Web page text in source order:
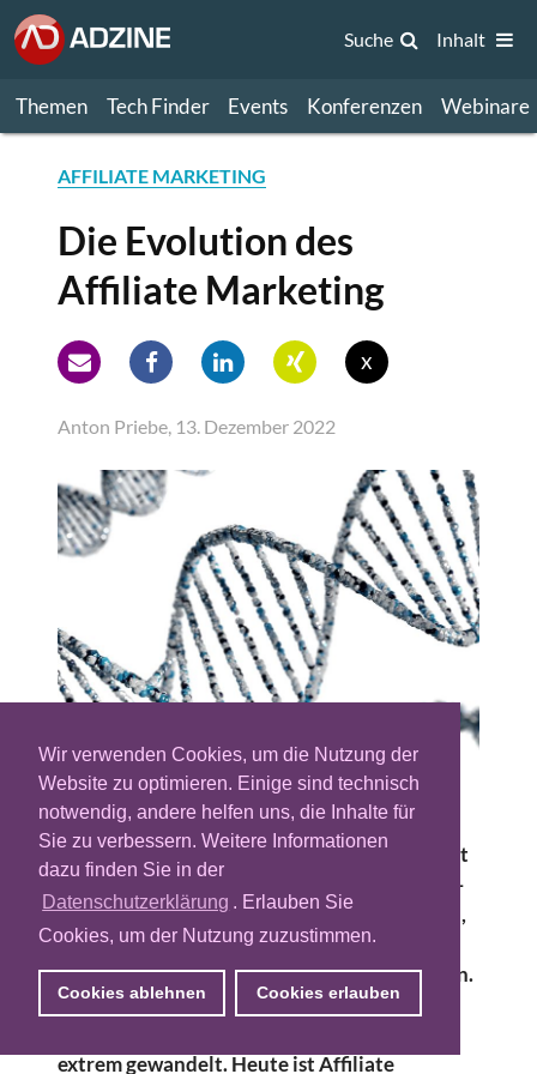
Wir verwenden Cookies, um die Nutzung der
Website zu optimieren. Einige sind technisch
notwendig, andere helfen uns, die Inhalte für
Sie zu verbessern. Weitere Informationen
dazu finden Sie in der
Datenschutzerklärung . Erlauben Sie
Cookies, um der Nutzung zuzustimmen.
Cookies ablehnen Cookies erlauben
Themen Tech Finder Events Konferenzen Webinare
Suche Inhalt
AFFILIATE MARKETING
Die Evolution des
Affiliate Marketing
x
Anton Priebe, 13. Dezember 2022
Die meisten, die “Affiliate Marketing” hören,
denken in erster Linie an Gutscheine oder
Amazon-Links. Das grundsätzliche Prinzip ist
zwar tatsächlich seit jeher gleich geblieben –
eine Marke arbeitet mit Partnern zusammen,
die Produkte oder Dienstleistungen
promoten und dafür eine Provision kassieren.
Doch hat sich diese Marketingdisziplin seit
extrem gewandelt. Heute ist Affiliate